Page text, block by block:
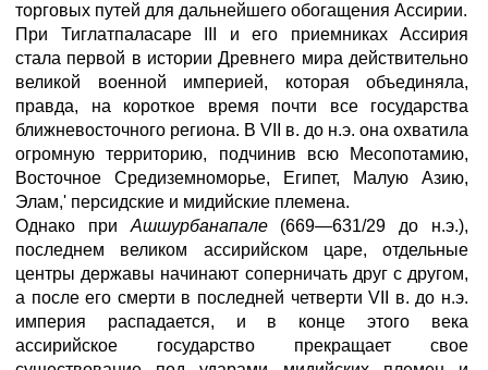
торговых путей для дальнейшего обогащения Ассирии.
При Тиглатпаласаре III и его приемниках Ассирия
стала первой в истории Древнего мира действительно
великой военной империей, которая объединяла,
правда, на короткое время почти все государства
ближневосточного региона. В VII в. до н.э. она охватила
огромную территорию, подчинив всю Месопотамию,
Восточное Средиземноморье, Египет, Малую Азию,
Элам,' персидские и мидийские племена.
Однако при Ашшурбанапале (669—631/29 до н.э.),
последнем великом ассирийском царе, отдельные
центры державы начинают соперничать друг с другом,
а после его смерти в последней четверти VII в. до н.э.
империя распадается, и в конце этого века
ассирийское государство прекращает свое